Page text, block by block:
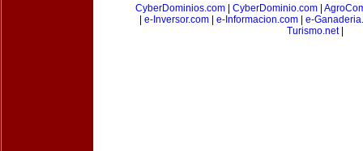
CyberDominios.com| CyberDominio.com|
e-Inversor.com| e-Informacion.com| e-
Turismo.net|